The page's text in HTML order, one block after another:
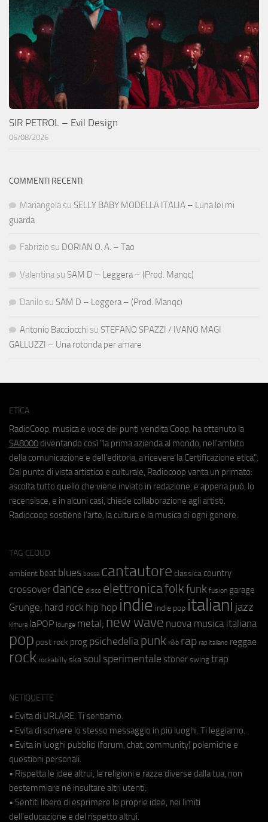
SIR PETROL – Evil Design
06/08/2026
COMMENTI RECENTI
Mariangela su SELLY BABY MODELLA ITALIA – Luna lei mi
guarda
Fabrizio su DORIAN O. A. – Tao
Valentina su SAM D – Leggera – (Prod. Manqc)
Danilo su SAM D – Leggera – (Prod. Manqc)
Antonio Bacciocchi su STEFANO SPAZZI / IVANO MAGI
GALLUZZI – Una rotonda per amare
ETICA
RadioCoop, musica e voce dei punti vendita Coop, ha ottenuto la
SA8000 diventando così "la prima azienda al mondo, nell'ambito
della comunicazione e dell'editoria, a ricevere la Certificazione etica".
Dal punto di vista artistico e culturale, Radiocoop vanta un primato:
ascolta tutto quello che viene inviato in redazione, e appena può, lo
recensisce, e in alcuni casi, chiede collaborazione agli artisti.
Radiocoop sostiene l'arte, la cultura e la musica di ogni genere.
TAG CLOUD
ambient beat blues bossa cantautore classica country
crossover dance disco elettronicafolkfunk fusion garage
Grunge; hard rock hip hop indie indie pop italiani jazz
kimura laPOP lounge metal; new wave nuova musica italiana
pop post rock prog psichedeliapunk r&b rap rap italiano reggae
rock rockabilly ska soul sperimentale stoner swing trap
NETIQUETTE
• Evita di URLARE. Ti sentiamo.
• Evita di scrivere lo stesso messaggio in più luoghi. Ti leggiamo.
• Evita in luoghi pubblici (forum, chat, community) polemiche e
questioni personali.
• Rispetta le idee altrui, le religioni e razze diverse dalla tua, non
bestemmiare né insultare altri utenti.
• Sentiti libero di esprimere le proprie idee, nei limiti
dell'educazione e del rispetto altrui.